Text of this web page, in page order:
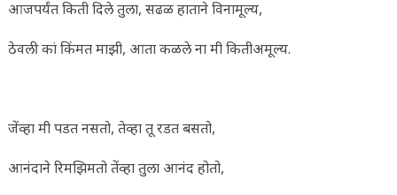
आजपर्यंत किती दिले तुला, सढळ हाताने विनामूल्य,
ठेवली कां किंमत माझी, आता कळले ना मी कितीअमूल्य.
जेंव्हा मी पडत नसतो, तेव्हा तू रडत बसतो,
आनंदाने रिमझिमतो तेंव्हा तुला आनंद होतो,